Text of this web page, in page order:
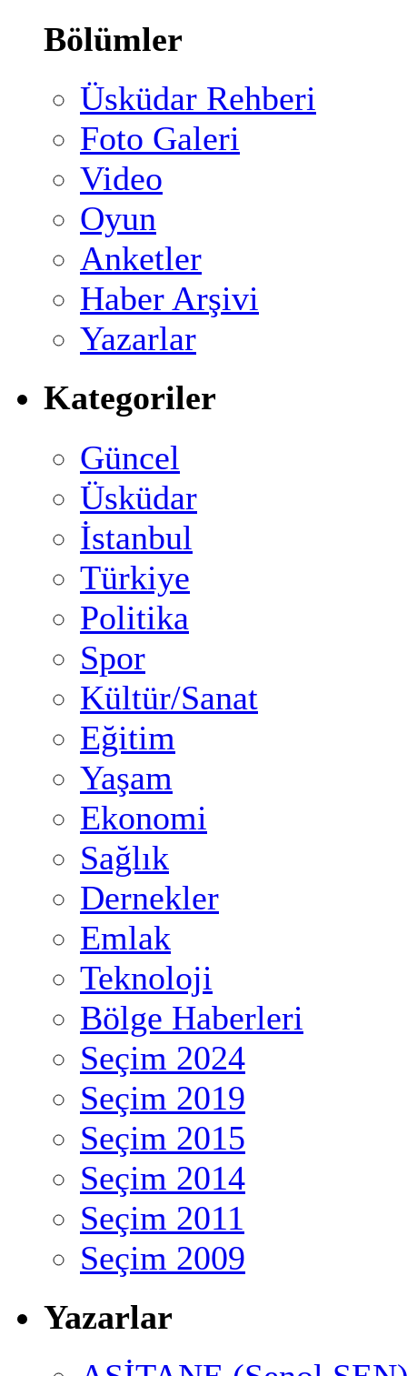
Bölümler
Üsküdar Rehberi
Foto Galeri
Video
Oyun
Anketler
Haber Arşivi
Yazarlar
Kategoriler
Güncel
Üsküdar
İstanbul
Türkiye
Politika
Spor
Kültür/Sanat
Eğitim
Yaşam
Ekonomi
Sağlık
Dernekler
Emlak
Teknoloji
Bölge Haberleri
Seçim 2024
Seçim 2019
Seçim 2015
Seçim 2014
Seçim 2011
Seçim 2009
Yazarlar